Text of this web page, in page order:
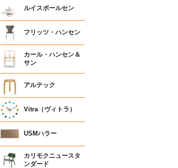
ルイスポールセン
フリッツ・ハンセン
カール・ハンセン＆
サン
アルテック
Vitra（ヴィトラ）
USMハラー
カリモクニュースタ
ンダード